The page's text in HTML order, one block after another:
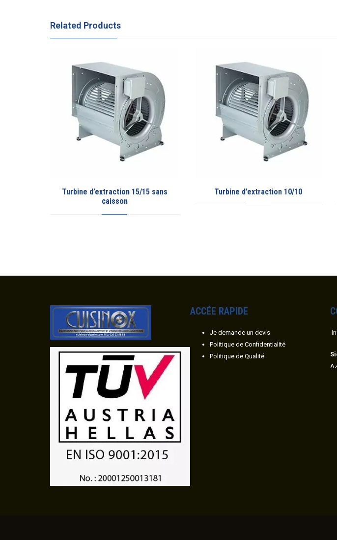
Related Products
15/15 sans
Turbine d’extraction 10/10 Turbine d’extraction
ACCÉE RAPIDE
Je demande un devis
Politique de Confidentialité
Politique de Qualité